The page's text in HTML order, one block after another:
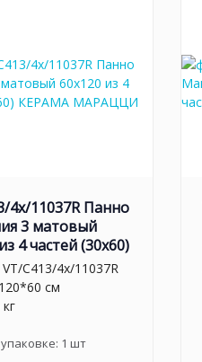
4x/11037R Панно
3 матовый
4 частей (30х60)
VT/C413/4x/11037R
см
1 шт